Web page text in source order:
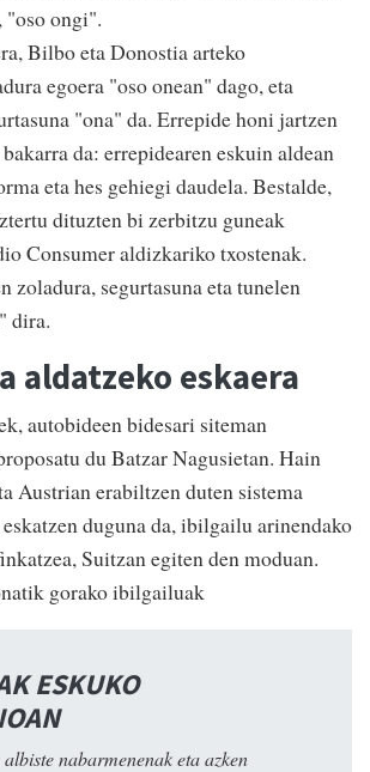
"oso ongi".
Bilbo eta Donostia arteko
egoera "oso onean" dago, eta
"ona" da. Errepide honi jartzen
da: errepidearen eskuin aldean
eta hes gehiegi daudela. Bestalde,
dituzten bi zerbitzu guneak
Consumer aldizkariko txostenak.
zoladura, segurtasuna eta tunelen
dira.
aldatzeko eskaera
autobideen bidesari siteman
du Batzar Nagusietan. Hain
Austrian erabiltzen duten sistema
duguna da, ibilgailu arinendako
Suitzan egiten den moduan.
gorako ibilgailuak
ESKUKO
nabarmenenak eta azken